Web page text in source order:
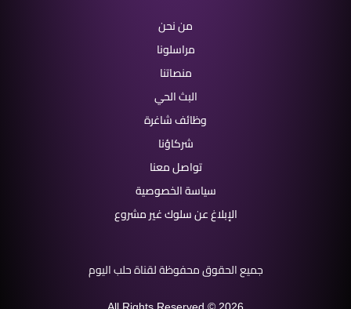
من نحن
مراسلونا
منصاتنا
البث الحي
وظائف شاغرة
شركاؤنا
تواصل معنا
سياسة الخصوصية
الإبلاغ عن سلوك غير مشروع
جميع الحقوق محفوظة لقناة حلب اليوم